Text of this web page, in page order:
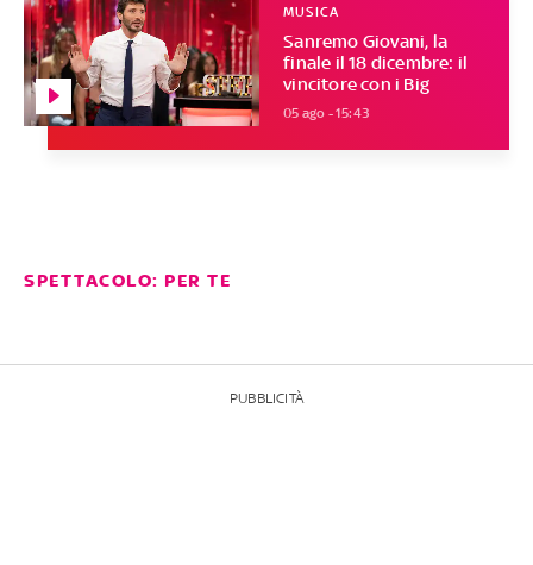
Sanremo Giovani, la
finale il 18 dicembre: il
vincitore con i Big
MUSICA
05 ago - 15:43
SPETTACOLO: PER TE
PUBBLICITÀ